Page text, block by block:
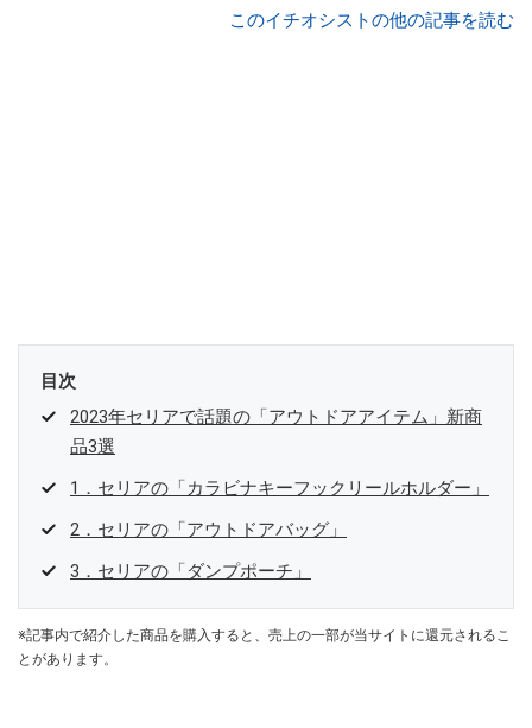
このイチオシストの他の記事を読む
目次
2023年セリアで話題の「アウトドアアイテム」新商
品3選
1．セリアの「カラビナキーフックリールホルダー」
2．セリアの「アウトドアバッグ」
3．セリアの「ダンプポーチ」
※記事内で紹介した商品を購入すると、売上の一部が当サイトに還元されるこ
とがあります。